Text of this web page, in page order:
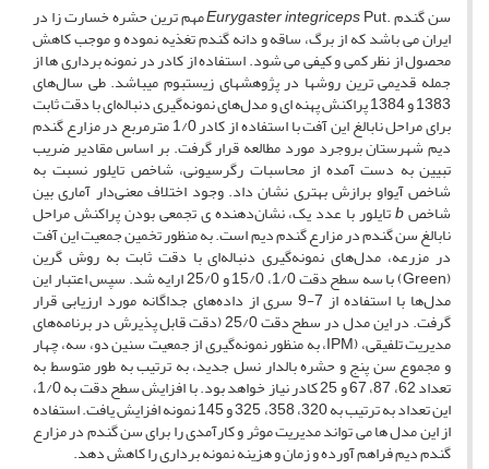
سن گندم .
Eurygaster integricepsPut مهم ­ترین حشره خسارت­ زا در
ایران می­ باشد که از برگ، ساقه و دانه گندم تغذیه نموده و موجب کاهش
محصول از نظر کمی و کیفی می­ شود. استفاده از کادر در نمونه ­برداری­ ها از
جمله قدیمی ­ترین روش­ها در پژوهش­های زیست­بوم می­باشد. طی سال‌های
1383 و 1384 پراکنش پهنه ­ای و مدل‌‌های نمونه‌گیری دنباله‌ای با دقت ثابت
برای مراحل نابالغ این آفت با استفاده از کادر 1/0 مترمربع در مزارع گندم
دیم شهرستان بروجرد مورد مطالعه قرار گرفت. بر اساس مقادیر ضریب
تبیین به دست آمده از محاسبات رگرسیونی، شاخص تایلور نسبت به
شاخص آیواو برازش بهتری نشان داد. وجود اختلاف معنی‌دار آماری بین
شاخصbتایلور با عدد یک، نشان‌دهنده­ ی تجمعی بودن پراکنش مراحل
نابالغ سن گندم در مزارع گندم دیم است. به منظور تخمین جمعیت این آفت
در مزرعه، مدل‌های نمونه‌گیری دنباله‌ای با دقت ثابت به روش گرین
(Green) با سه سطح دقت 1/0، 15/0 و 25/0 ارایه شد. سپس اعتبار این
‌مدل‌ها با استفاده از 7-9 سری از داده‌های جداگانه مورد ارزیابی قرار
گرفت. در این مدل‌ در سطح دقت 25/0 (دقت قابل پذیرش در برنامه‌های
مدیریت تلفیقی، (IPM، به منظور نمونه‌گیری از جمعیت سنین دو، سه، چهار
و مجموع سن پنج و حشره بالدار نسل جدید، به­ ترتیب به طور متوسط به
تعداد 62، 87، 67 و 25 کادر نیاز خواهد بود. با افزایش سطح دقت به 1/0،
این تعداد به­ ترتیب به 320، 358، 325 و 145 نمونه افزایش یافت. استفاده
از این مدل­ ها می ­تواند مدیریت موثر و کارآمدی را برای سن گندم در مزارع
گندم دیم فراهم آورده و زمان و هزینه نمونه­ برداری را کاهش دهد.